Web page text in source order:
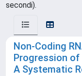
secondi).
Non-Coding
Progression
A Systematic